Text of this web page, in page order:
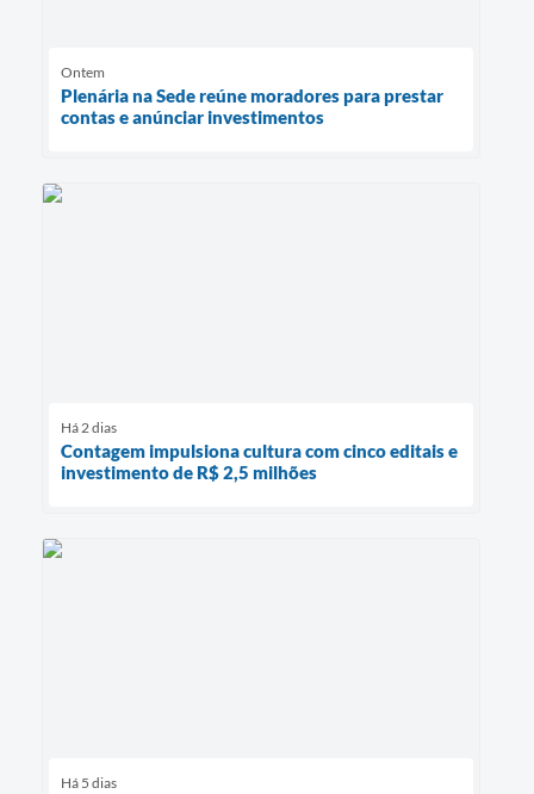
Ontem
Plenária na Sede reúne moradores para prestar
contas e anúnciar investimentos
Há 2 dias
Contagem impulsiona cultura com cinco editais e
investimento de R$ 2,5 milhões
Há 5 dias